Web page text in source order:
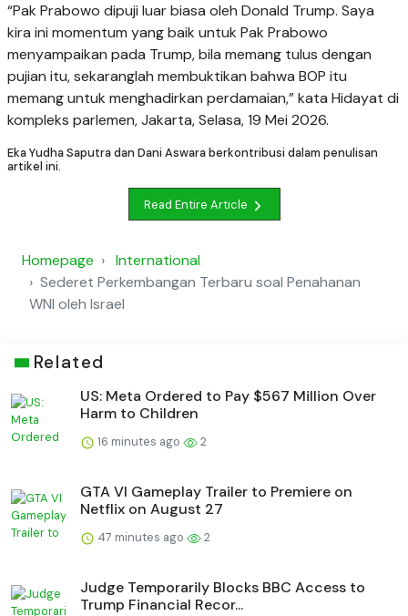
“Pak Prabowo dipuji luar biasa oleh Donald Trump. Saya
kira ini momentum yang baik untuk Pak Prabowo
menyampaikan pada Trump, bila memang tulus dengan
pujian itu, sekaranglah membuktikan bahwa BOP itu
memang untuk menghadirkan perdamaian,” kata Hidayat di
kompleks parlemen, Jakarta, Selasa, 19 Mei 2026.
Eka Yudha Saputra dan Dani Aswara berkontribusi dalam penulisan
artikel ini.
Read Entire Article
Homepage
International
Sederet Perkembangan Terbaru soal Penahanan
WNI oleh Israel
Related
US: Meta Ordered to Pay $567 Million Over
Harm to Children
16 minutes ago 2
GTA VI Gameplay Trailer to Premiere on
Netflix on August 27
47 minutes ago 2
Judge Temporarily Blocks BBC Access to
Trump Financial Recor...